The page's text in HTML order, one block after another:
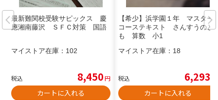
最新難関校受験サピックス 慶
應湘南藤沢 ＳＦＣ対策 国語
マイストア在庫： 102
税込 8,450円
カートに入れる
【希少】浜学園１年 マスター
コーステキスト さんすうのと
も 算数 小1
マイストア在庫： 18
税込 6,293
カートに入れる